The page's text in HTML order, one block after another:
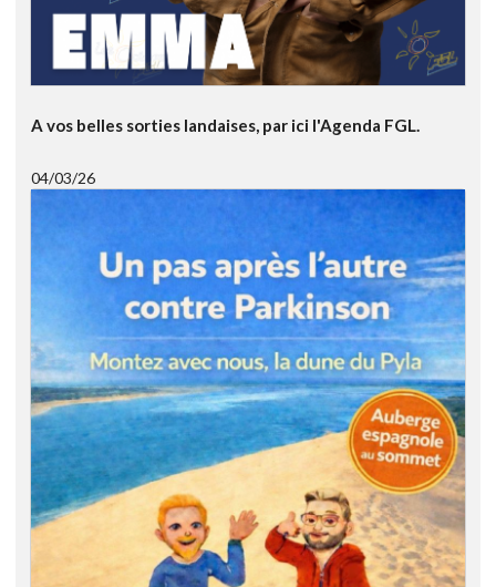
A vos belles sorties landaises, par ici l'Agenda FGL.
04/03/26